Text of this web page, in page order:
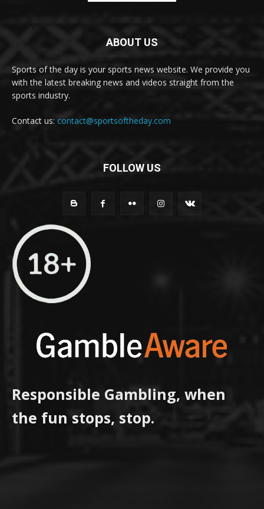
ABOUT US
Sports of the day is your sports news website. We provide you
with the latest breaking news and videos straight from the
sports industry.
Contact us: contact@sportsoftheday.com
FOLLOW US
Responsible Gambling, when
the fun stops, stop.